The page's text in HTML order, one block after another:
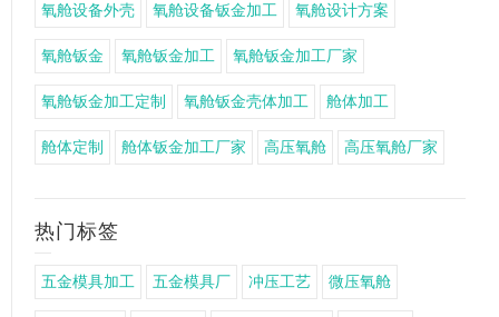
氧舱设备外壳 氧舱设备钣金加工 氧舱设计方案
氧舱钣金 氧舱钣金加工 氧舱钣金加工厂家
氧舱钣金加工定制 氧舱钣金壳体加工 舱体加工
舱体定制 舱体钣金加工厂家 高压氧舱 高压氧舱厂家
热门标签
五金模具加工 五金模具厂 冲压工艺 微压氧舱